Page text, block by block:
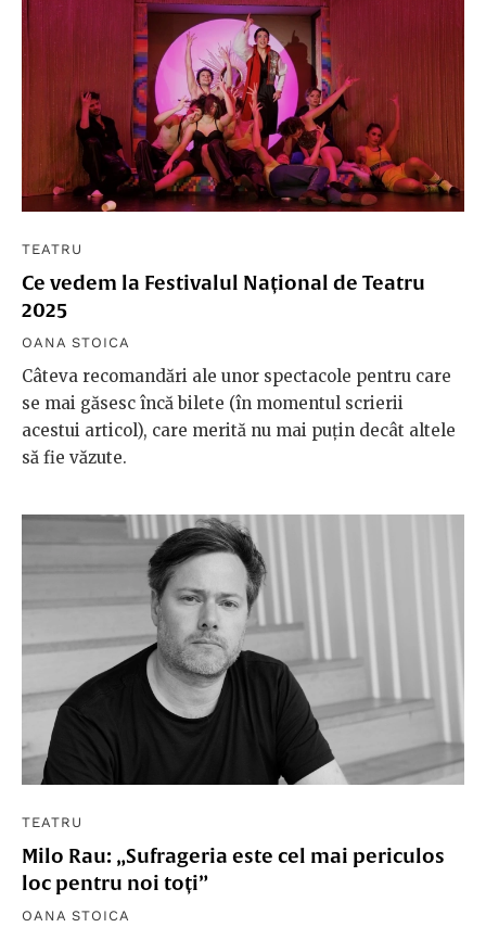
TEATRU
Ce vedem la Festivalul Național de Teatru
2025
OANA STOICA
Câteva recomandări ale unor spectacole pentru care
se mai găsesc încă bilete (în momentul scrierii
acestui articol), care merită nu mai puțin decât altele
să fie văzute.
TEATRU
Milo Rau: „Sufrageria este cel mai periculos
loc pentru noi toți”
OANA STOICA